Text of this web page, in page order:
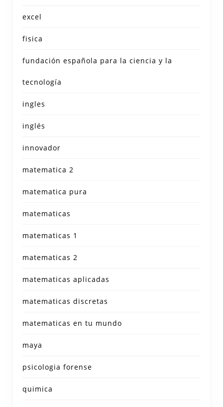
excel
fisica
fundación española para la ciencia y la
tecnología
ingles
inglés
innovador
matematica 2
matematica pura
matematicas
matematicas 1
matematicas 2
matematicas aplicadas
matematicas discretas
matematicas en tu mundo
maya
psicologia forense
quimica